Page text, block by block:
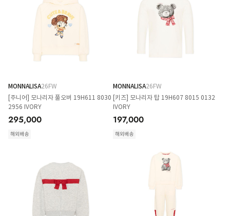
MONNALISA26FW
[주니어] 모나리자 풀오버 19H611 8030
2956 IVORY
295,000
해외배송
MONNALISA26FW
[키즈] 모나리자 탑 19H607 8015 0132
IVORY
197,000
해외배송